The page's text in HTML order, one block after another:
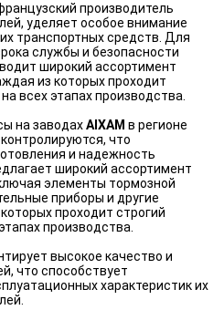
производитель
уделяет особое внимание
транспортных средств. Для
службы и безопасности
широкий ассортимент
из которых проходит
всех этапах производства.
на заводахAIXAM в регионе
что
и надежность
широкий ассортимент
элементы тормозной
приборы и другие
проходит строгий
производства.
высокое качество и
что способствует
характеристик их